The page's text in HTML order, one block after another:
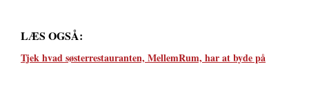
LÆS OGSÅ:
Tjek hvad søsterrestauranten, MellemRum, har at byde på